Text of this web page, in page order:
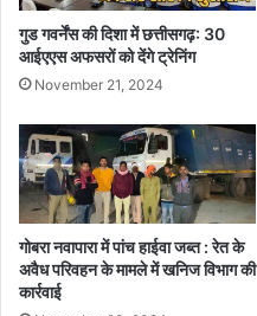
गुड गवर्नेंस की दिशा में छत्तीसगढ़: 30
आईएएस अफसरों को देंगे ट्रेनिंग
November 21, 2024
गोबरा नवापारा में पांच हाईवा जब्त : रेत के
अवैध परिवहन के मामले में खनिज विभाग की
कार्रवाई